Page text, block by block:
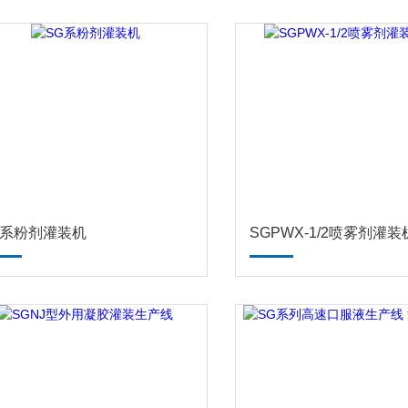
粉剂灌装机 SGPWX-1/2喷雾剂灌装